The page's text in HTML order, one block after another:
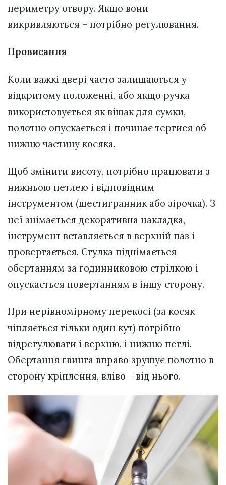
периметру отвору. Якщо вони
викривляються – потрібно регулювання.
Провисання
Коли важкі двері часто залишаються у
відкритому положенні, або якщо ручка
використовується як вішак для сумки,
полотно опускається і починає тертися об
нижню частину косяка.
Щоб змінити висоту, потрібно працювати з
нижньою петлею і відповідним
інструментом (шестигранник або зірочка). З
неї знімається декоративна накладка,
інструмент вставляється в верхній паз і
провертається. Стулка піднімається
обертанням за годинниковою стрілкою і
опускається повертанням в іншу сторону.
При нерівномірному перекосі (за косяк
чіпляється тільки один кут) потрібно
відрегулювати і верхню, і нижню петлі.
Обертання гвинта вправо зрушує полотно в
сторону кріплення, вліво – від нього.